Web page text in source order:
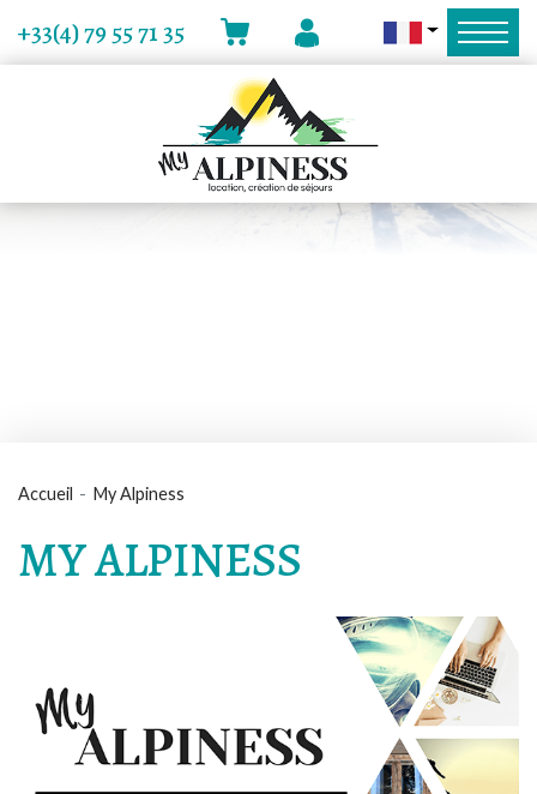
+33(4) 79 55 71 35
MON
PANIER
MON COMPTE
Accueil My Alpiness
MY ALPINESS